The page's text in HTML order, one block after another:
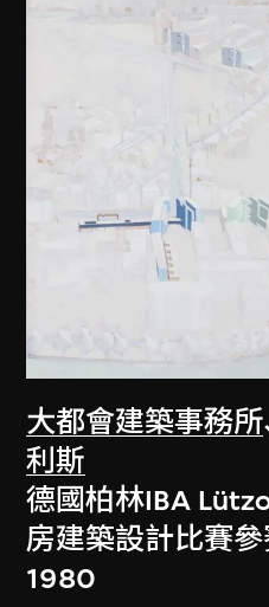
大都會建築事務所
利斯
德國柏林IBA
房建築設計比賽參
1980